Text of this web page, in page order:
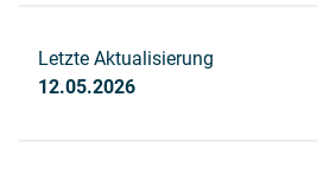
Letzte Aktualisierung
12.05.2026